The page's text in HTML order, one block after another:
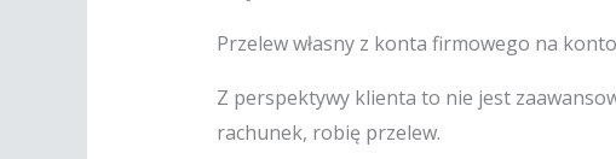
Przelew własny z konta firmowego na
Z perspektywy klienta to nie jest
rachunek, robię przelew.